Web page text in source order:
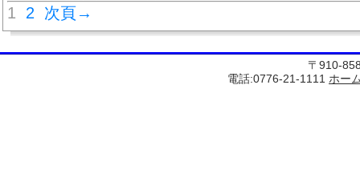
1 2 次頁→
〒910-
電話:0776-21-1111 ホー